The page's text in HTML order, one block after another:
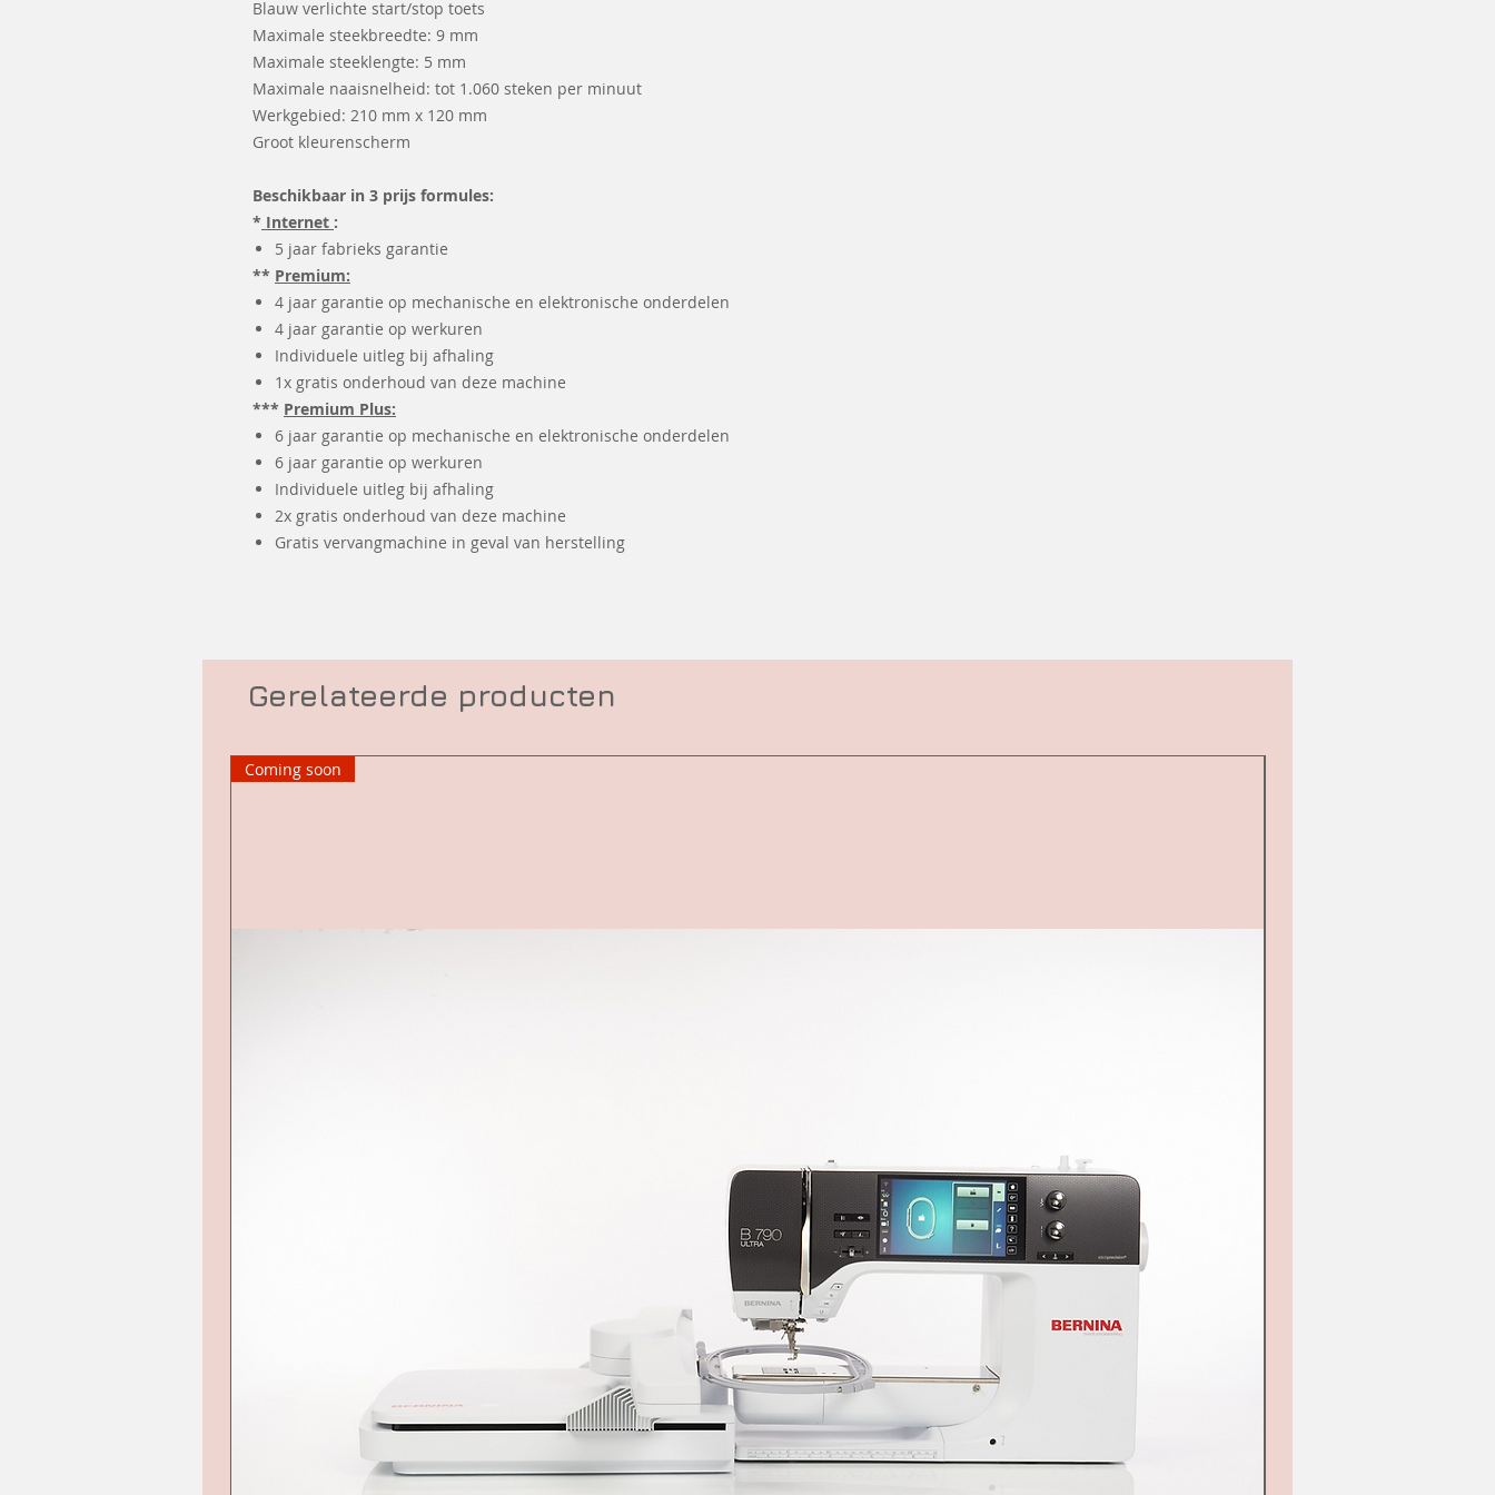
Blauw verlichte start/stop toets
Maximale steekbreedte: 9 mm
Maximale steeklengte: 5 mm
Maximale naaisnelheid: tot 1.060 steken per minuut
Werkgebied: 210 mm x 120 mm
Groot kleurenscherm
Beschikbaar in 3 prijs formules:
* Internet :
5 jaar fabrieks garantie
** Premium:
4 jaar garantie op mechanische en elektronische onderdelen
4 jaar garantie op werkuren
Individuele uitleg bij afhaling
1x gratis onderhoud van deze machine
*** Premium Plus:
6 jaar garantie op mechanische en elektronische onderdelen
6 jaar garantie op werkuren
Individuele uitleg bij afhaling
2x gratis onderhoud van deze machine
Gratis vervangmachine in geval van herstelling
Gerelateerde producten
Coming soon